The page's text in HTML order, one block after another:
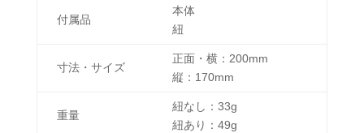
付属品
本体
紐
寸法・サイズ
正面・横：200mm
縦：170mm
重量
紐なし：33g
紐あり：49g